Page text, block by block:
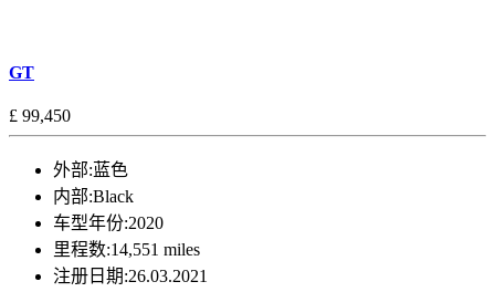
GT
£ 99,450
外部:蓝色
内部:Black
车型年份:2020
里程数:14,551 miles
注册日期:26.03.2021